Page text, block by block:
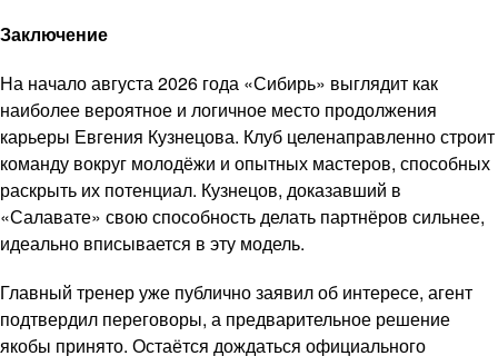
Заключение
На начало августа 2026 года «Сибирь» выглядит как
наиболее вероятное и логичное место продолжения
карьеры Евгения Кузнецова. Клуб целенаправленно строит
команду вокруг молодёжи и опытных мастеров, способных
раскрыть их потенциал. Кузнецов, доказавший в
«Салавате» свою способность делать партнёров сильнее,
идеально вписывается в эту модель.
Главный тренер уже публично заявил об интересе, агент
подтвердил переговоры, а предварительное решение
якобы принято. Остаётся дождаться официального